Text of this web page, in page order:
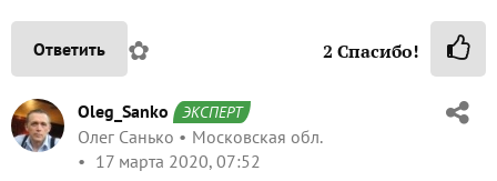
Ответить ✿ 2 Спасибо!
Oleg_Sanko ЭКСПЕРТ
Олег Санько
Московская обл.
17 марта 2020, 07:52